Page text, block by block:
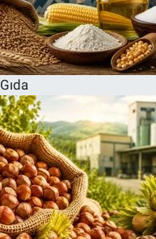
Gıda